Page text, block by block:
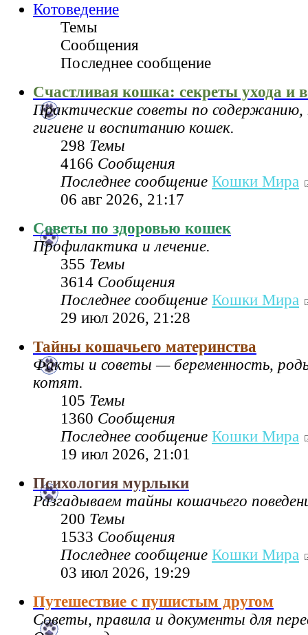
Котоведение
Темы
Сообщения
Последнее сообщение
Счастливая кошка: секреты ухода и
Практические советы по содержанию,
гигиене и воспитанию кошек.
298 Темы
4166 Сообщения
Последнее сообщение Кошки Мира
06 авг 2026, 21:17
Советы по здоровью кошек
Профилактика и лечение.
355 Темы
3614 Сообщения
Последнее сообщение Кошки Мира
29 июл 2026, 21:28
Тайны кошачьего материнства
Факты и советы — беременность,
котят.
105 Темы
1360 Сообщения
Последнее сообщение Кошки Мира
19 июл 2026, 21:01
Психология мурлыки
Разгадываем тайны кошачьего
200 Темы
1533 Сообщения
Последнее сообщение Кошки Мира
03 июл 2026, 19:29
Путешествие с пушистым другом
Советы, правила и документы для